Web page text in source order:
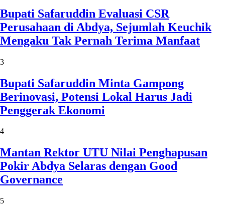
Bupati Safaruddin Evaluasi CSR
Perusahaan di Abdya, Sejumlah Keuchik
Mengaku Tak Pernah Terima Manfaat
3
Bupati Safaruddin Minta Gampong
Berinovasi, Potensi Lokal Harus Jadi
Penggerak Ekonomi
4
Mantan Rektor UTU Nilai Penghapusan
Pokir Abdya Selaras dengan Good
Governance
5